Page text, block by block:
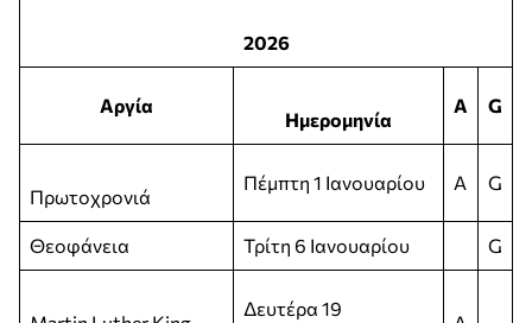
2026
Αργία
Ημερομηνία
A G
Πρωτοχρονιά
Πέμπτη 1 Ιανουαρίου A G
Θεοφάνεια Τρίτη 6 Ιανουαρίου G
Δευτέρα 19